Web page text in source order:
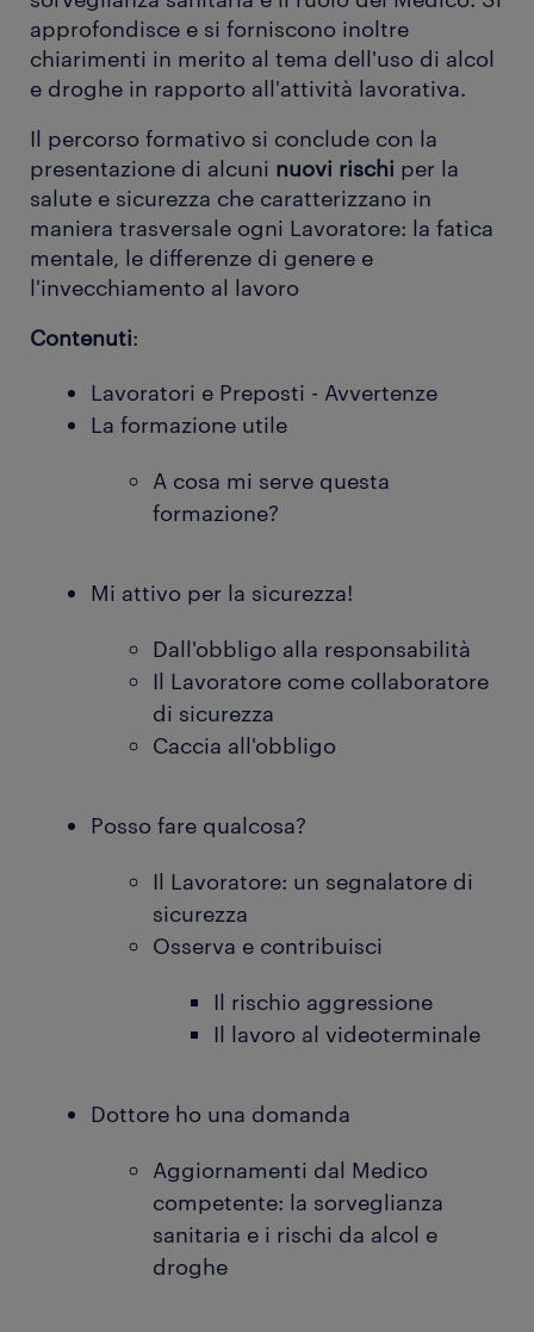
approfondisce e si forniscono inoltre
chiarimenti in merito al tema dell'uso di alcol
e droghe in rapporto all'attività lavorativa.
Il percorso formativo si conclude con la
presentazione di alcuni nuovi rischi per la
salute e sicurezza che caratterizzano in
maniera trasversale ogni Lavoratore: la fatica
mentale, le differenze di genere e
l'invecchiamento al lavoro
Contenuti:
Lavoratori e Preposti - Avvertenze
La formazione utile
A cosa mi serve questa
formazione?
Mi attivo per la sicurezza!
Dall'obbligo alla responsabilità
Il Lavoratore come collaboratore
di sicurezza
Caccia all'obbligo
Posso fare qualcosa?
Il Lavoratore: un segnalatore di
sicurezza
Osserva e contribuisci
Il rischio aggressione
Il lavoro al videoterminale
Dottore ho una domanda
Aggiornamenti dal Medico
competente: la sorveglianza
sanitaria e i rischi da alcol e
droghe